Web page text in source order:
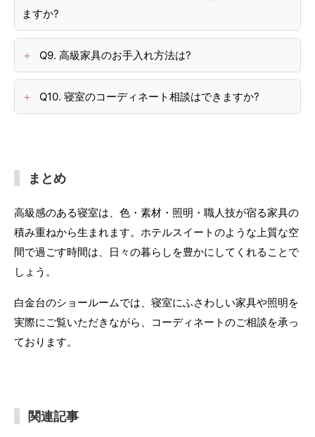
ますか?
Q9. 高級家具のお手入れ方法は?
Q10. 寝室のコーディネート相談はできますか?
まとめ
高級感のある寝室は、色・素材・照明・職人技が宿る家具の
積み重ねから生まれます。ホテルスイートのような上質な空
間で過ごす時間は、日々の暮らしを豊かにしてくれることで
しょう。
白金台のショールームでは、寝室にふさわしい家具や照明を
実際にご覧いただきながら、コーディネートのご相談を承っ
ております。
関連記事